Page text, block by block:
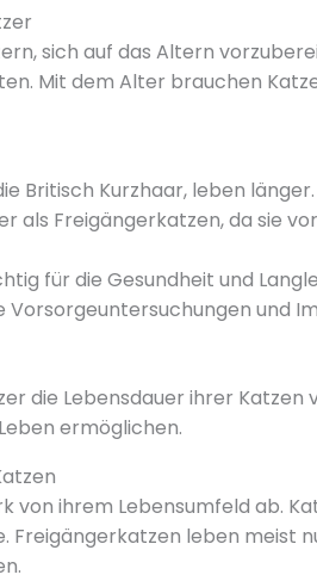
sich auf das Altern
Mit dem Alter brauchen
Britisch Kurzhaar, leben länger.
als Freigängerkatzen, da sie
für die Gesundheit und
Vorsorgeuntersuchungen und
die Lebensdauer ihrer Katzen
ermöglichen.
ihrem Lebensumfeld ab.
Freigängerkatzen leben meist